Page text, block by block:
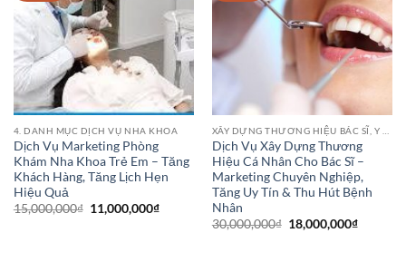
4. DANH MỤC DỊCH VỤ NHA KHOA
Dịch Vụ Marketing Phòng
Khám Nha Khoa Trẻ Em – Tăng
Khách Hàng, Tăng Lịch Hẹn
Hiệu Quả
15,000,000₫ Giá
gốc
11,000,000₫Giá
Dịch Vụ Xây Dựng Thương
Hiệu Cá Nhân Cho Bác Sĩ –
Marketing Chuyên Nghiệp,
Tăng Uy Tín & Thu Hút Bệnh
Nhân
30,000,000₫ Giá
gốc
18,000,000₫Giá